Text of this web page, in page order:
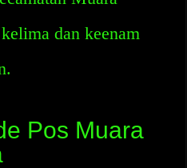
dan keenam
Pos Muara